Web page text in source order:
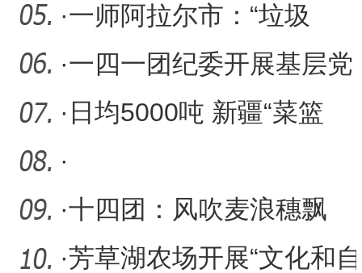
·一师阿拉尔市：“垃圾
山”生态治理变花海
·一四一团纪委开展基层党
支部党风廉政现场交叉检
查
· 日均5000吨 新疆“菜篮
子”持续发挥保供稳价作用
·
·十四团：风吹麦浪穗飘
香，遍地金黄收割忙
·芳草湖农场开展“文化和自